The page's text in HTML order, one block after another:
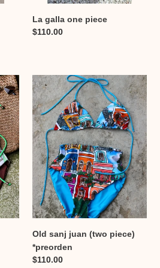
La galla one piece
Precio
$110.00
Old
sanj
juan
(two
piece)
*preorden
Old sanj juan (two piece)
*preorden
Precio
$110.00